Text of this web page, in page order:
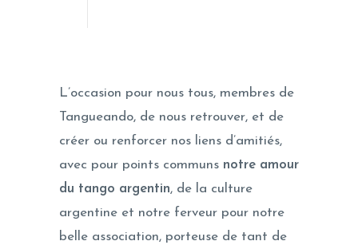
L’occasion pour nous tous, membres de
Tangueando, de nous retrouver, et de
créer ou renforcer nos liens d’amitiés,
avec pour points communs notre amour
du tango argentin, de la culture
argentine et notre ferveur pour notre
belle association, porteuse de tant de